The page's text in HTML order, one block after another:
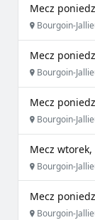
Mecz
Bourgoin-
Mecz
Bourgoin-
Mecz
Bourgoin-
Mecz
Bourgoin-
Mecz
Bourgoin-